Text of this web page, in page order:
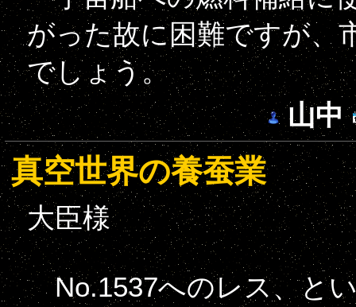
がった故に困難ですが、
でしょう。
山中
真空世界の養蚕業
大臣様
No.1537へのレス、とい